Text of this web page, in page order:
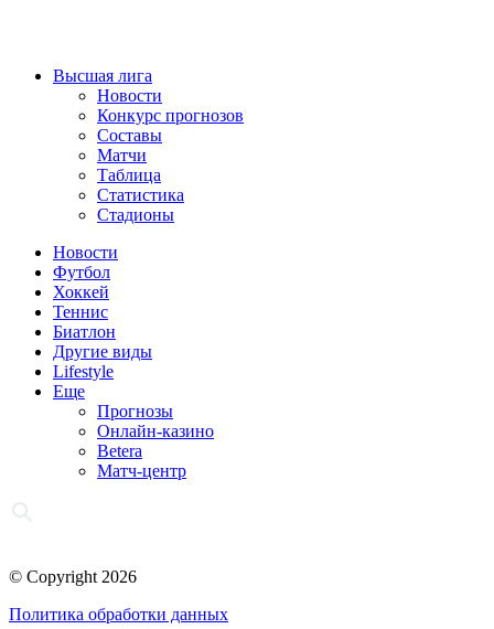
Высшая лига
Новости
Конкурс прогнозов
Составы
Матчи
Таблица
Статистика
Стадионы
Новости
Футбол
Хоккей
Теннис
Биатлон
Другие виды
Lifestyle
Еще
Прогнозы
Онлайн-казино
Betera
Матч-центр
© Copyright 2026
Политика обработки данных